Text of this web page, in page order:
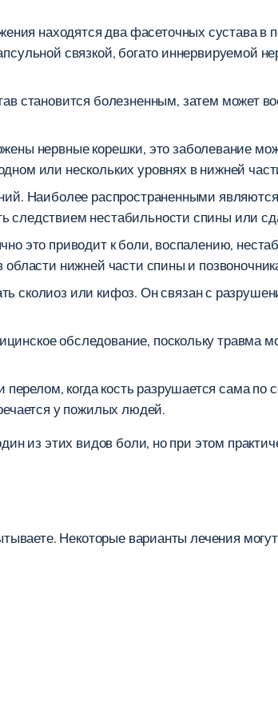
находятся два фасеточных сустава в
связкой, богато иннервируемой
становится болезненным, затем может
нервные корешки, это заболевание
или нескольких уровнях в нижней
Наиболее распространенными
следствием нестабильности спины или
это приводит к боли, воспалению,
нижней части спины и
сколиоз или кифоз. Он связан с
обследование, поскольку травма
когда кость разрушается сама
у пожилых людей.
из этих видов боли, но при этом
Некоторые варианты лечения